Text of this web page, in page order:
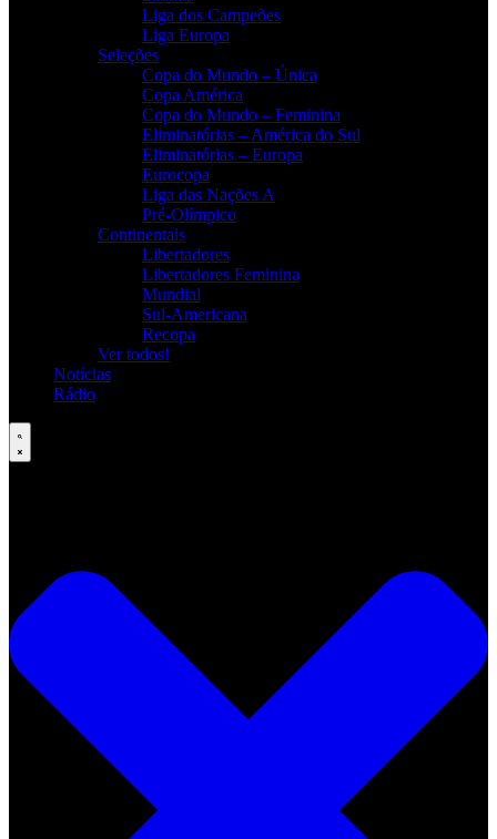
Liga dos Campeões
Liga Europa
Seleções
Copa do Mundo – Única
Copa América
Copa do Mundo – Feminina
Eliminatórias – América do Sul
Eliminatórias – Europa
Eurocopa
Liga das Nações A
Pré-Olímpico
Continentais
Libertadores
Libertadores Feminina
Mundial
Sul-Americana
Recopa
Ver todos!
Notícias
Rádio